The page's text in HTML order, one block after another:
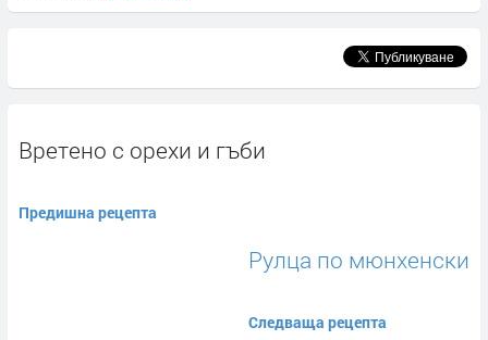
Вретено с орехи и гъби
Предишна рецепта
Рулца по мюнхенски
Следваща рецепта